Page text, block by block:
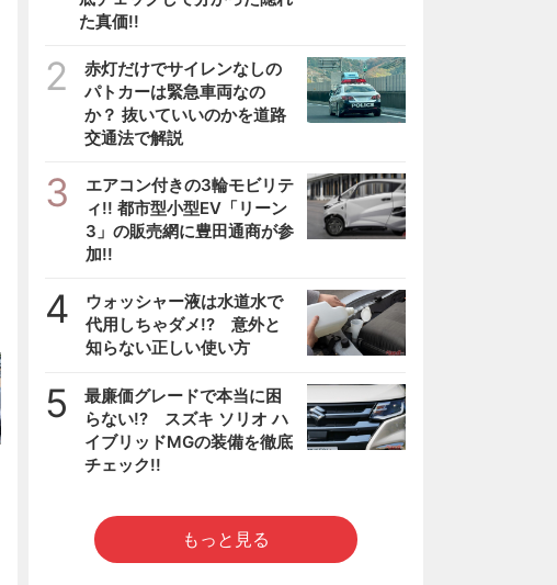
た真価!!
2
赤灯だけでサイレンなしの
パトカーは緊急車両なの
か？ 抜いていいのかを道路
交通法で解説
3
エアコン付きの3輪モビリテ
ィ!! 都市型小型EV「リーン
3」の販売網に豊田通商が参
加!!
4
ウォッシャー液は水道水で
代用しちゃダメ!? 意外と
知らない正しい使い方
5
最廉価グレードで本当に困
らない!? スズキ ソリオ ハ
イブリッドMGの装備を徹底
チェック!!
もっと見る